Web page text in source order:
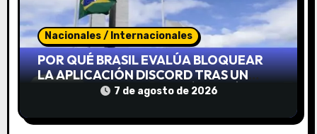
d
e
e
n
Nacionales / Internacionales
POR QUÉ BRASIL EVALÚA BLOQUEAR
LA APLICACIÓN DISCORD TRAS UN
CASO QUE CONMOCIONÓ AL PAÍS
7 de agosto de 2026